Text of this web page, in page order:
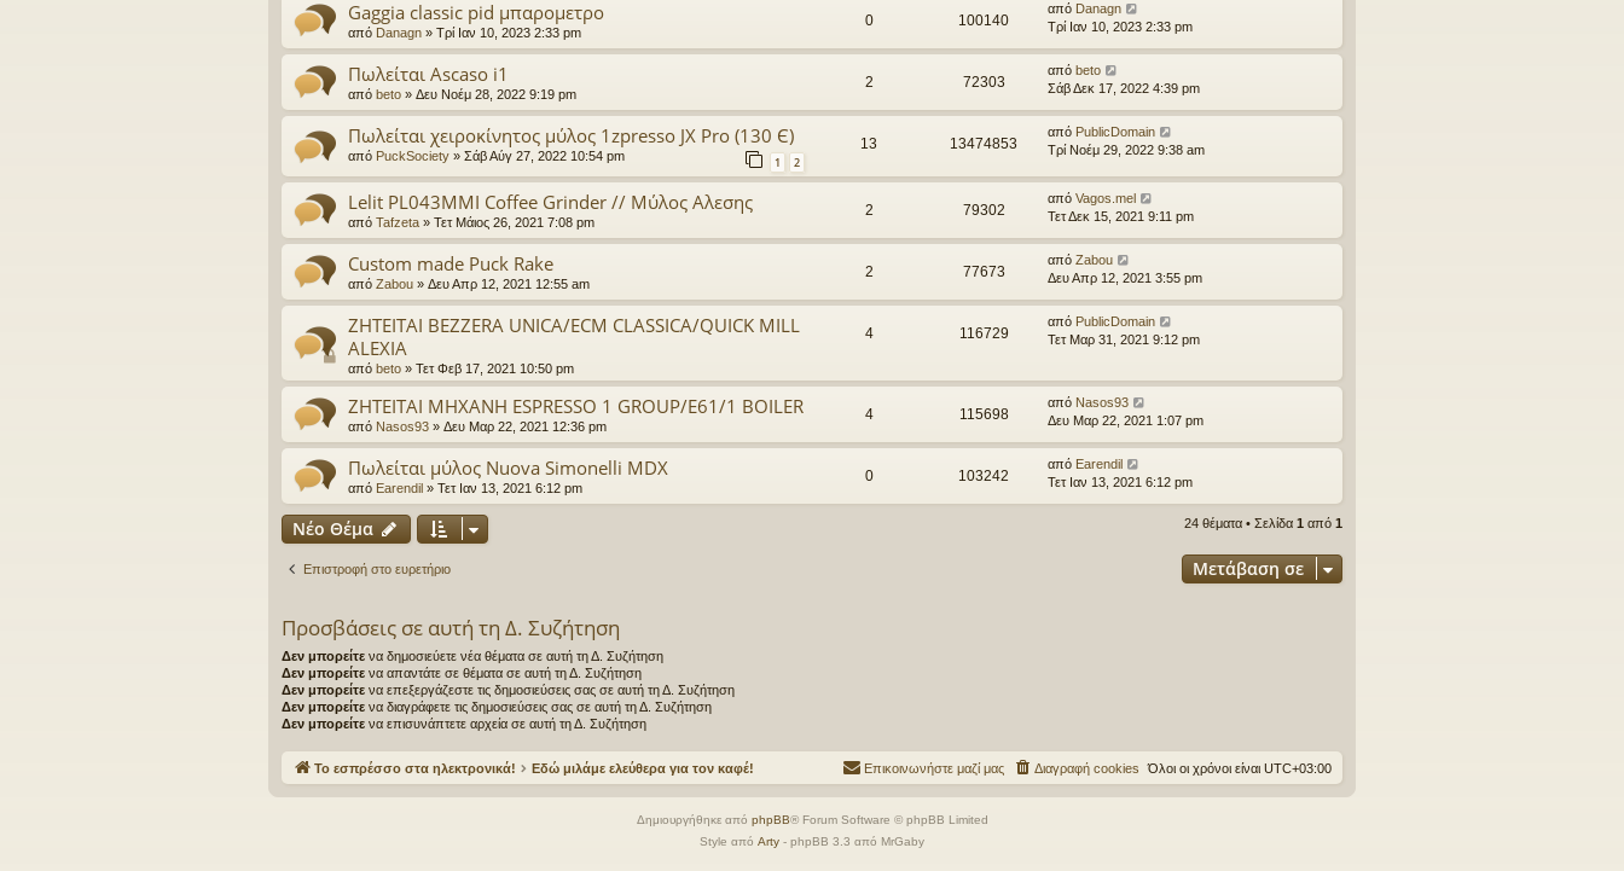
Gaggia classic pid μπαρομετρο
από Danagn » Τρί Ιαν 10, 2023 2:33 pm
0 100140
από Danagn
Τρί Ιαν 10, 2023 2:33 pm
Πωλείται Ascaso i1
από beto » Δευ Νοέμ 28, 2022 9:19 pm
2 72303
από beto
Σάβ Δεκ 17, 2022 4:39 pm
Πωλείται χειροκίνητος μύλος 1zpresso JX Pro (130 Є)
από PuckSociety » Σάβ Αύγ 27, 2022 10:54 pm 1 2
13 13474853
από PublicDomain
Τρί Νοέμ 29, 2022 9:38 am
Lelit PL043MMI Coffee Grinder // Μύλος Αλεσης
από Tafzeta » Τετ Μάιος 26, 2021 7:08 pm
2 79302
από Vagos.mel
Τετ Δεκ 15, 2021 9:11 pm
Custom made Puck Rake
από Zabou » Δευ Απρ 12, 2021 12:55 am
2 77673
από Zabou
Δευ Απρ 12, 2021 3:55 pm
ΖΗΤΕΙΤΑΙ BEZZERA UNICA/ECM CLASSICA/QUICK MILL
ALEXIA
από beto » Τετ Φεβ 17, 2021 10:50 pm
4 116729
από PublicDomain
Τετ Μαρ 31, 2021 9:12 pm
ΖΗΤΕΙΤΑΙ ΜΗΧΑΝΗ ESPRESSO 1 GROUP/E61/1 BOILER
από Nasos93 » Δευ Μαρ 22, 2021 12:36 pm
4 115698
από Nasos93
Δευ Μαρ 22, 2021 1:07 pm
Πωλείται μύλος Nuova Simonelli MDX
από Earendil » Τετ Ιαν 13, 2021 6:12 pm
0 103242
από Earendil
Τετ Ιαν 13, 2021 6:12 pm
Νέο Θέμα 24 θέματα • Σελίδα 1 από 1
Επιστροφή στο ευρετήριο Μετάβαση σε
Προσβάσεις σε αυτή τη Δ. Συζήτηση
Δεν μπορείτε να δημοσιεύετε νέα θέματα σε αυτή τη Δ. Συζήτηση
Δεν μπορείτε να απαντάτε σε θέματα σε αυτή τη Δ. Συζήτηση
Δεν μπορείτε να επεξεργάζεστε τις δημοσιεύσεις σας σε αυτή τη Δ. Συζήτηση
Δεν μπορείτε να διαγράφετε τις δημοσιεύσεις σας σε αυτή τη Δ. Συζήτηση
Δεν μπορείτε να επισυνάπτετε αρχεία σε αυτή τη Δ. Συζήτηση
Το εσπρέσσο στα ηλεκτρονικά! Εδώ μιλάμε ελεύθερα για τον καφέ! Όλοι οι χρόνοι είναι UTC+03:00
Διαγραφή cookies
Επικοινωνήστε μαζί μας
Δημιουργήθηκε από phpBB® Forum Software © phpBB Limited
Style από Arty - phpBB 3.3 από MrGaby